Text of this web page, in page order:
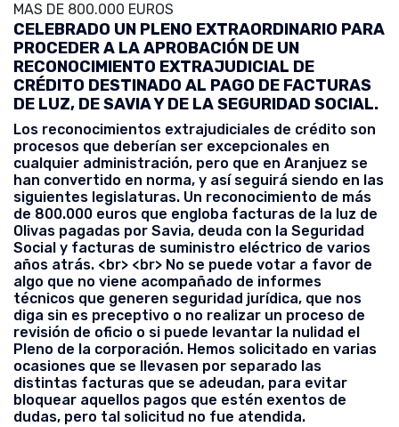
MAS DE 800.000 EUROS
CELEBRADO UN PLENO EXTRAORDINARIO PARA
PROCEDER A LA APROBACIÓN DE UN
RECONOCIMIENTO EXTRAJUDICIAL DE
CRÉDITO DESTINADO AL PAGO DE FACTURAS
DE LUZ, DE SAVIA Y DE LA SEGURIDAD SOCIAL.
Los reconocimientos extrajudiciales de crédito son
procesos que deberían ser excepcionales en
cualquier administración, pero que en Aranjuez se
han convertido en norma, y así seguirá siendo en las
siguientes legislaturas. Un reconocimiento de más
de 800.000 euros que engloba facturas de la luz de
Olivas pagadas por Savia, deuda con la Seguridad
Social y facturas de suministro eléctrico de varios
años atrás. <br> <br> No se puede votar a favor de
algo que no viene acompañado de informes
técnicos que generen seguridad jurídica, que nos
diga sin es preceptivo o no realizar un proceso de
revisión de oficio o si puede levantar la nulidad el
Pleno de la corporación. Hemos solicitado en varias
ocasiones que se llevasen por separado las
distintas facturas que se adeudan, para evitar
bloquear aquellos pagos que estén exentos de
dudas, pero tal solicitud no fue atendida.